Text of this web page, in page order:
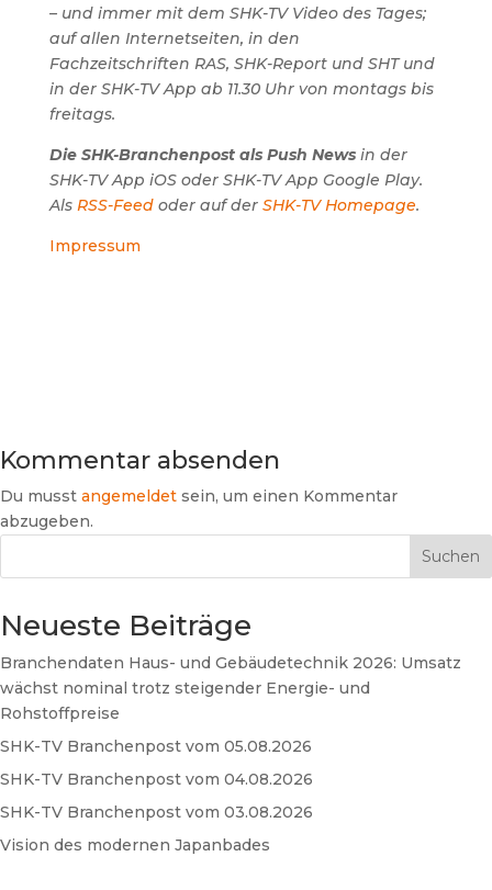
– und immer mit dem SHK-TV Video des Tages;
auf allen Internetseiten, in den
Fachzeitschriften RAS, SHK-Report und SHT und
in der SHK-TV App ab 11.30 Uhr von montags bis
freitags.
Die SHK-Branchenpost als Push Newsin der
SHK-TV App iOS oder SHK-TV App Google Play.
Als RSS-Feedoder auf der SHK-TV Homepage.
Impressum
Kommentar absenden
Du musst angemeldet sein, um einen Kommentar
abzugeben.
Suchen
Neueste Beiträge
Branchendaten Haus- und Gebäudetechnik 2026: Umsatz
wächst nominal trotz steigender Energie- und
Rohstoffpreise
SHK-TV Branchenpost vom 05.08.2026
SHK-TV Branchenpost vom 04.08.2026
SHK-TV Branchenpost vom 03.08.2026
Vision des modernen Japanbades